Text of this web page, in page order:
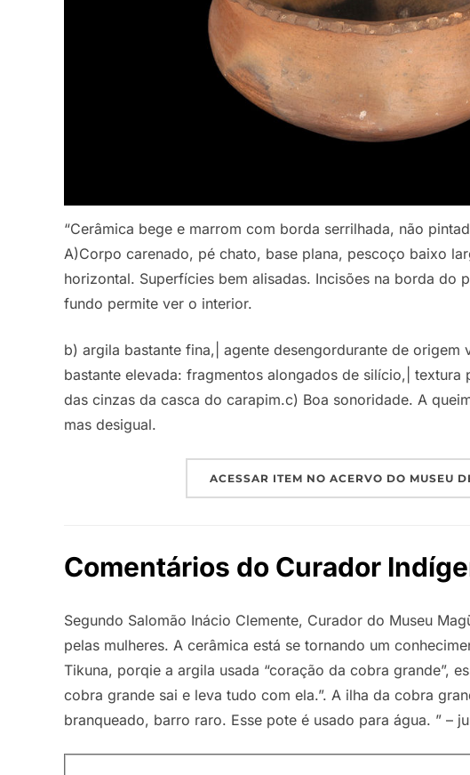
“Cerâmica bege e marrom com borda serrilhada, não
A)Corpo carenado, pé chato, base plana, pescoço baixo
horizontal. Superfícies bem alisadas. Incisões na borda do
fundo permite ver o interior.
b) argila bastante fina,| agente desengordurante de origem
bastante elevada: fragmentos alongados de silício,| textura
das cinzas da casca do carapim.c) Boa sonoridade. A
mas desigual.
ACESSAR ITEM NO ACERVO DO MUSEU
Comentários do Curador
Segundo Salomão Inácio Clemente, Curador do Museu
pelas mulheres. A cerâmica está se tornando um
Tikuna, porqie a argila usada “coração da cobra grande”,
cobra grande sai e leva tudo com ela.”. A ilha da cobra
branqueado, barro raro. Esse pote é usado para água. ” –